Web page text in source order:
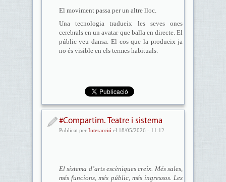
El moviment passa per un altre lloc.
Una tecnologia tradueix les seves ones
cerebrals en un avatar que balla en directe. El
públic veu dansa. El cos que la produeix ja
no és visible en els termes habituals.
#Compartim. Teatre i sistema
Publicat per Interacció el 18/05/2026 - 11:12
El sistema d’arts escèniques creix. Més sales,
més funcions, més públic, més ingressos. Les